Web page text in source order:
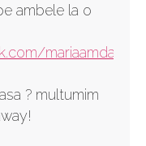
ambele la o
mariaamdalina?
? multumim